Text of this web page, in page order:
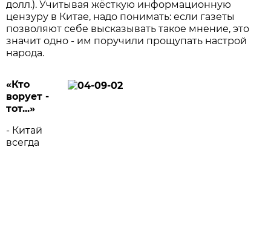
долл.). Учитывая жёсткую информационную
цензуру в Китае, надо понимать: если газеты
позволяют себе высказывать такое мнение, это
значит одно - им поручили прощупать настрой
народа.
«Кто
ворует -
тот...»
- Китай
всегда